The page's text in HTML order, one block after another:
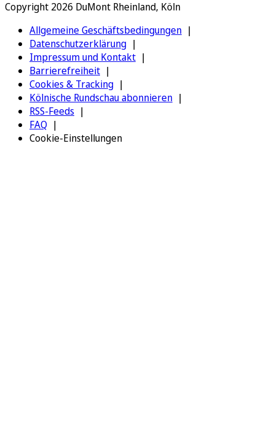
Copyright 2026 DuMont Rheinland, Köln
Allgemeine Geschäftsbedingungen
Datenschutzerklärung
Impressum und Kontakt
Barrierefreiheit
Cookies & Tracking
Kölnische Rundschau abonnieren
RSS-Feeds
FAQ
Cookie-Einstellungen